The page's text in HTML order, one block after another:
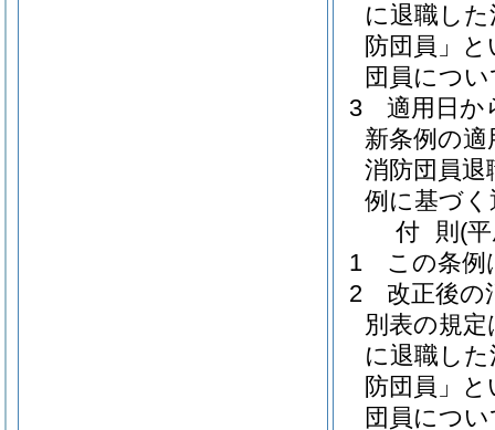
に退職し
防団員」
団員につ
3
適用日か
新条例の
消防団員退
例に基づ
付 則 (
1
この条例
2
改正後の
別表の規
に退職し
防団員」
団員につ